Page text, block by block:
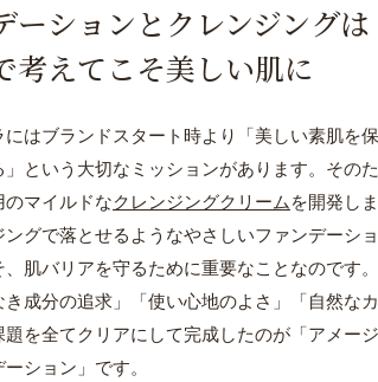
ーションとクレンジングは
考えてこそ美しい肌に
にはブランドスタート時より「美しい素肌を
」という大切なミッションがあります。その
マイルドなクレンジングクリーム を開発し
ングで落とせるようなやさしいファンデーシ
肌バリアを守るために重要なことなのです。
き成分の追求」「使い心地のよさ」「自然な
題を全てクリアにして完成したのが「アメー
ション」です。